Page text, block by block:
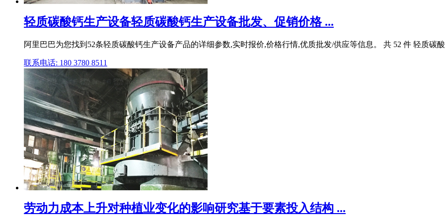
轻质碳酸钙生产设备轻质碳酸钙生产设备批发、促销价格 ...
阿里巴巴为您找到52条轻质碳酸钙生产设备产品的详细参数,实时报价,价格行情,优质批发/供应等信息。 共 52 件 轻质碳
联系电话: 180 3780 8511
劳动力成本上升对种植业变化的影响研究基于要素投入结构 ...